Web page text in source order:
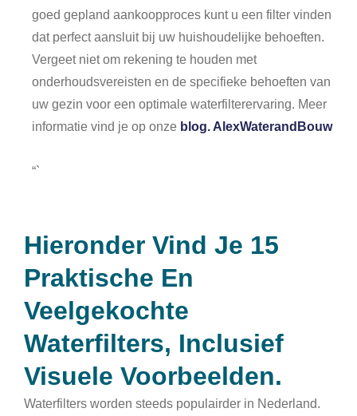
goed gepland aankoopproces kunt u een filter vinden
dat perfect aansluit bij uw huishoudelijke behoeften.
Vergeet niet om rekening te houden met
onderhoudsvereisten en de specifieke behoeften van
uw gezin voor een optimale waterfilterervaring. Meer
informatie vind je op onze blog. AlexWaterandBouw
“`
Hieronder Vind Je 15
Praktische En
Veelgekochte
Waterfilters, Inclusief
Visuele Voorbeelden.
Waterfilters worden steeds populairder in Nederland.